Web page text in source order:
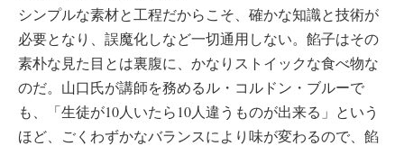
シンプルな素材と工程だからこそ、確かな知識と技術が
必要となり、誤魔化しなど一切通用しない。餡子はその
素朴な見た目とは裏腹に、かなりストイックな食べ物な
のだ。山口氏が講師を務めるル・コルドン・ブルーで
も、「生徒が10人いたら10人違うものが出来る」という
ほど、ごくわずかなバランスにより味が変わるので、餡